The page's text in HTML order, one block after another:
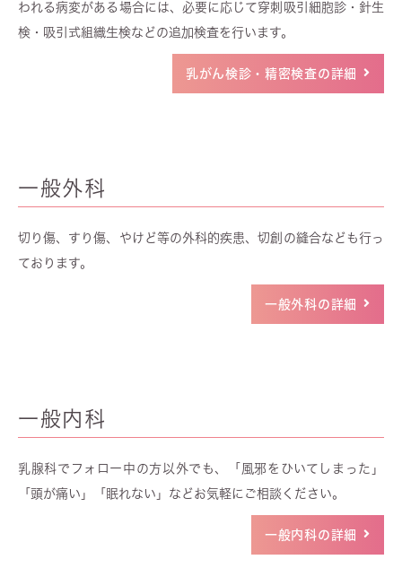
われる病変がある場合には、必要に応じて穿刺吸引細胞診・針生
検・吸引式組織生検などの追加検査を行います。
乳がん検診・精密検査の詳細
一般外科
切り傷、すり傷、やけど等の外科的疾患、切創の縫合なども行っ
ております。
一般外科の詳細
一般内科
乳腺科でフォロー中の方以外でも、「風邪をひいてしまった」
「頭が痛い」「眠れない」などお気軽にご相談ください。
一般内科の詳細